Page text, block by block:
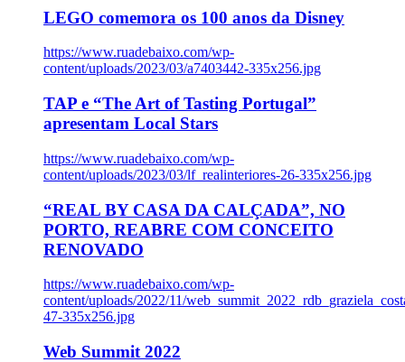
LEGO comemora os 100 anos da Disney
https://www.ruadebaixo.com/wp-
content/uploads/2023/03/a7403442-335x256.jpg
TAP e “The Art of Tasting Portugal”
apresentam Local Stars
https://www.ruadebaixo.com/wp-
content/uploads/2023/03/lf_realinteriores-26-335x256.jpg
“REAL BY CASA DA CALÇADA”, NO
PORTO, REABRE COM CONCEITO
RENOVADO
https://www.ruadebaixo.com/wp-
content/uploads/2022/11/
47-335x256.jpg
Web Summit 2022